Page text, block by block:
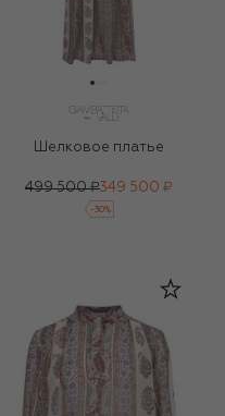
Шелковое платье
499 500 ₽349 500 ₽
-30%